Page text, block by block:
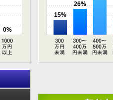
0%
15%
26%